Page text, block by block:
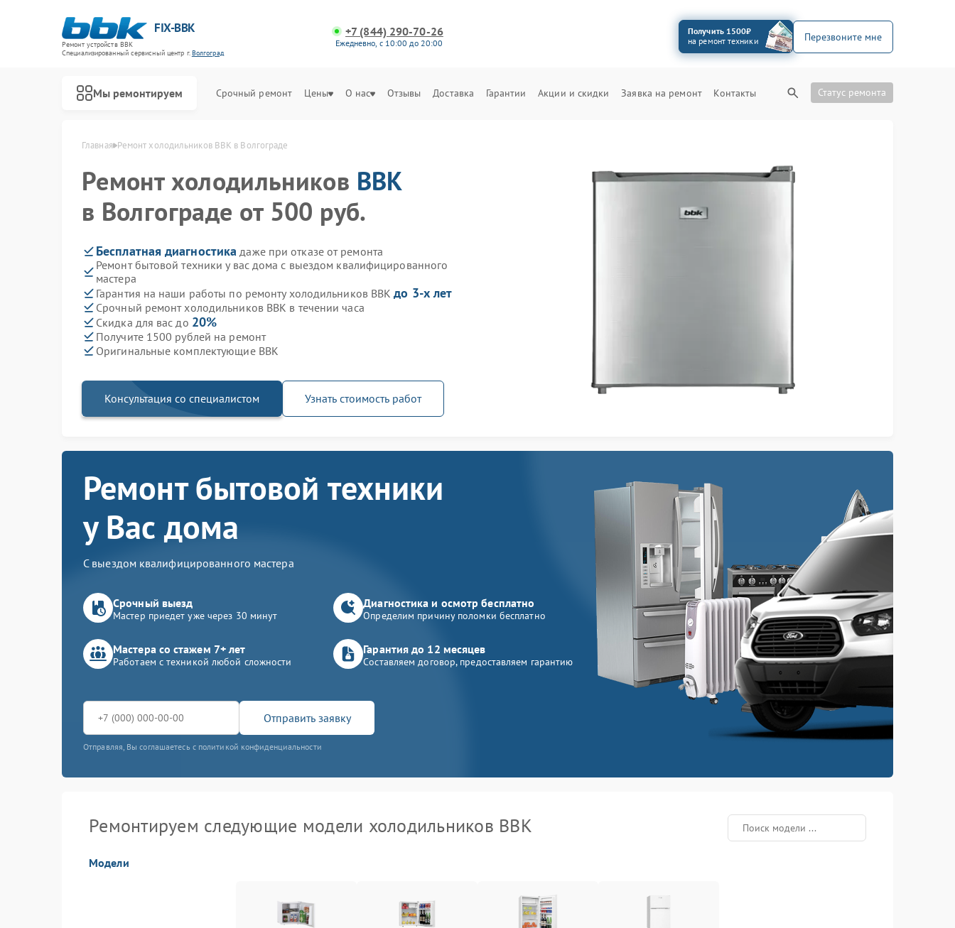
FIX-BBK
Ремонт устройств BBK
Специализированный cервисный центр г.Волгоград
+7 (844) 290-70-26
Ежедневно, с 10:00 до 20:00
Получить 1500₽
на ремонт техники
Перезвоните мне
Мы ремонтируем Срочный ремонт Цены О нас Отзывы Доставка Гарантии Акции и скидки Заявка на ремонт Контакты Статус ремонта
Главная Ремонт холодильников BBK в Волгограде
Ремонт холодильников BBK
в Волгограде от 500 руб.
Бесплатная диагностика даже при отказе от ремонта
Ремонт бытовой техники у вас дома с выездом квалифицированного
мастера
Гарантия на наши работы по ремонту холодильников BBKдо 3-х лет
Срочный ремонт холодильников BBK в течении часа
Скидка для вас до 20%
Получите 1500 рублей на ремонт
Оригинальные комплектующие BBK
Консультация со специалистом Узнать стоимость работ
Ремонт бытовой техники
у Вас дома
С выездом квалифицированного мастера
Срочный выезд
Мастер приедет уже через 30 минут
Диагностика и осмотр бесплатно
Определим причину поломки бесплатно
Мастера со стажем 7+ лет
Работаем с техникой любой сложности
Гарантия до 12 месяцев
Составляем договор, предоставляем гарантию
Отправить заявку
Отправляя, Вы соглашаетесь с политикой конфиденциальности
Ремонтируем следующие модели холодильников BBK
Модели